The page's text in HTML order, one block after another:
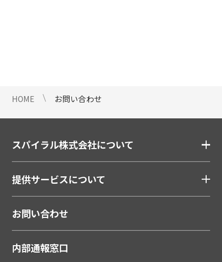
当社は、ご提出頂く個人情報につい
定を行いません。
10 当社Web サイトでのクッキー
（Cookie）の使用について
お客様がブラウザの設定でクッキー
の送受信を許可している場合、当社
Webサイトでクッキーまたは同種の
技術（Webビーコンなど）を使用し
て、お客様による当社Webサイトの
利用状況等のデータ（以下、「閲覧
HOME お問い合わせ
スパイラル株式会社について
提供サービスについて
お問い合わせ
内部通報窓口